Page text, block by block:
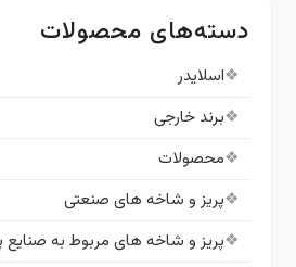
دسته‌های محصولات
اسلایدر
برند خارجی
محصولات
پریز و شاخه های صنعتی
پریز و شاخه های مربوط به صنایع